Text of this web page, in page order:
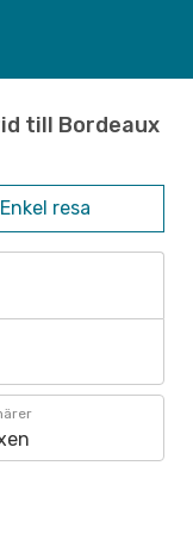
till Bordeaux
Enkel resa